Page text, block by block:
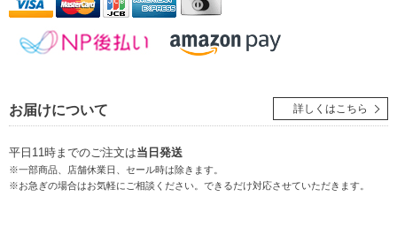
お届けについて
平日11時までのご注文は当日発送
※一部商品、店舗休業日、セール時は除きます。
※お急ぎの場合はお気軽にご相談ください。できるだけ対応させていただきます。
詳しくはこちら